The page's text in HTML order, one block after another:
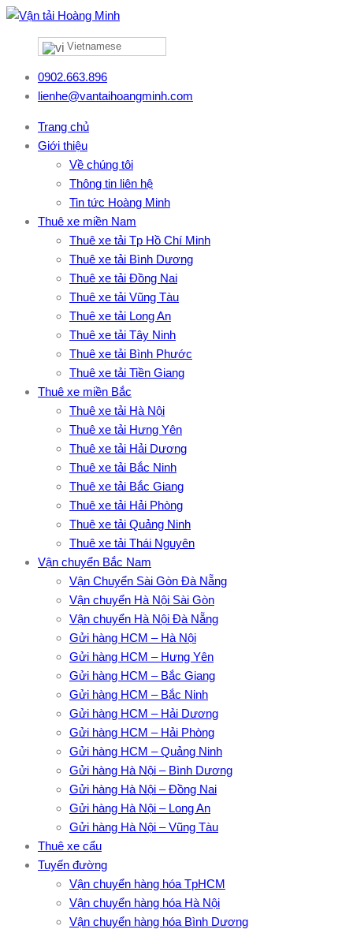
Vietnamese
0902.663.896
lienhe@vantaihoangminh.com
Trang chủ
Giới thiệu
Về chúng tôi
Thông tin liên hệ
Tin tức Hoàng Minh
Thuê xe miền Nam
Thuê xe tải Tp Hồ Chí Minh
Thuê xe tải Bình Dương
Thuê xe tải Đồng Nai
Thuê xe tải Vũng Tàu
Thuê xe tải Long An
Thuê xe tải Tây Ninh
Thuê xe tải Bình Phước
Thuê xe tải Tiền Giang
Thuê xe miền Bắc
Thuê xe tải Hà Nội
Thuê xe tải Hưng Yên
Thuê xe tải Hải Dương
Thuê xe tải Bắc Ninh
Thuê xe tải Bắc Giang
Thuê xe tải Hải Phòng
Thuê xe tải Quảng Ninh
Thuê xe tải Thái Nguyên
Vận chuyển Bắc Nam
Vận Chuyển Sài Gòn Đà Nẵng
Vận chuyển Hà Nội Sài Gòn
Vận chuyển Hà Nội Đà Nẵng
Gửi hàng HCM – Hà Nội
Gửi hàng HCM – Hưng Yên
Gửi hàng HCM – Bắc Giang
Gửi hàng HCM – Bắc Ninh
Gửi hàng HCM – Hải Dương
Gửi hàng HCM – Hải Phòng
Gửi hàng HCM – Quảng Ninh
Gửi hàng Hà Nội – Bình Dương
Gửi hàng Hà Nội – Đồng Nai
Gửi hàng Hà Nội – Long An
Gửi hàng Hà Nội – Vũng Tàu
Thuê xe cẩu
Tuyến đường
Vận chuyển hàng hóa TpHCM
Vận chuyển hàng hóa Hà Nội
Vận chuyển hàng hóa Bình Dương